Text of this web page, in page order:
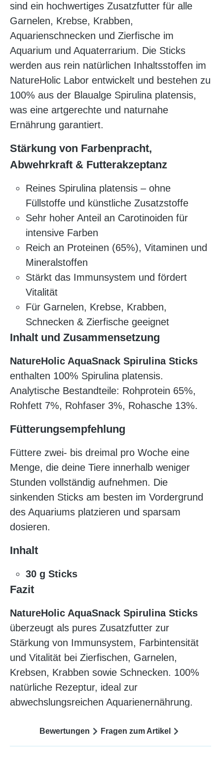
sind ein hochwertiges Zusatzfutter für alle
Garnelen, Krebse, Krabben,
Aquarienschnecken und Zierfische im
Aquarium und Aquaterrarium. Die Sticks
werden aus rein natürlichen Inhaltsstoffen im
NatureHolic Labor entwickelt und bestehen zu
100% aus der Blaualge Spirulina platensis,
was eine artgerechte und naturnahe
Ernährung garantiert.
Stärkung von Farbenpracht,
Abwehrkraft & Futterakzeptanz
Reines Spirulina platensis – ohne
Füllstoffe und künstliche Zusatzstoffe
Sehr hoher Anteil an Carotinoiden für
intensive Farben
Reich an Proteinen (65%), Vitaminen und
Mineralstoffen
Stärkt das Immunsystem und fördert
Vitalität
Für Garnelen, Krebse, Krabben,
Schnecken & Zierfische geeignet
Inhalt und Zusammensetzung
NatureHolic AquaSnack Spirulina Sticks
enthalten 100% Spirulina platensis.
Analytische Bestandteile: Rohprotein 65%,
Rohfett 7%, Rohfaser 3%, Rohasche 13%.
Fütterungsempfehlung
Füttere zwei- bis dreimal pro Woche eine
Menge, die deine Tiere innerhalb weniger
Stunden vollständig aufnehmen. Die
sinkenden Sticks am besten im Vordergrund
des Aquariums platzieren und sparsam
dosieren.
Inhalt
30 g Sticks
Fazit
NatureHolic AquaSnack Spirulina Sticks
überzeugt als pures Zusatzfutter zur
Stärkung von Immunsystem, Farbintensität
und Vitalität bei Zierfischen, Garnelen,
Krebsen, Krabben sowie Schnecken. 100%
natürliche Rezeptur, ideal zur
abwechslungsreichen Aquarienernährung.
Bewertungen Fragen zum Artikel